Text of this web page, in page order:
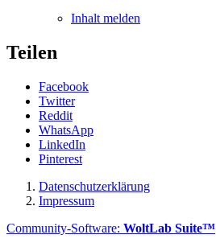
Inhalt melden
Teilen
Facebook
Twitter
Reddit
WhatsApp
LinkedIn
Pinterest
Datenschutzerklärung
Impressum
Community-Software: WoltLab Suite™